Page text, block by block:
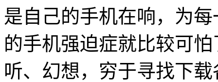
是自己的手机在响，为
的手机强迫症就比较可
听、幻想，穷于寻找下